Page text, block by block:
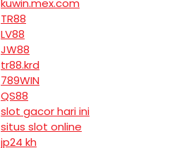
kuwin.mex.com
TR88
LV88
JW88
tr88.krd
789WIN
QS88
slot gacor hari ini
situs slot online
jp24 kh